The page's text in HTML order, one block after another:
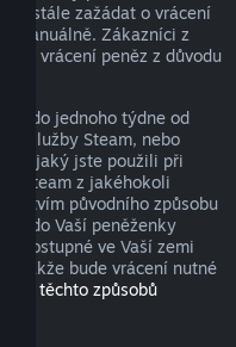
stále zažádat o vrácení
manuálně. Zákazníci z
na vrácení peněz z důvodu
do jednoho týdne od
služby Steam, nebo
jaký jste použili při
Steam z jakéhokoli
původního způsobu
do Vaší peněženky
dostupné ve Vaší zemi
takže bude vrácení nutné
těchto způsobů